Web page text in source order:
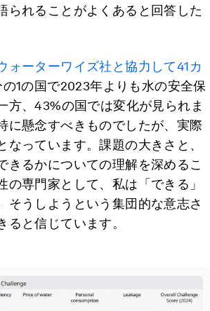
られることがよくあると回答した
ォーターワイズ社と協力して41カ
の1の国で2023年よりも水の安全保
方、43%の国では変化が見られま
に懸念すべきものでしたが、実際
っています。課題の大きさと、
るかについての理解を深めるこ
専門家として、私は「できる」
そうしようという集団的な意志さ
と信じています。